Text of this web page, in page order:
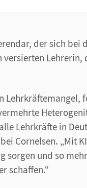
der sich
Lehrerin,
Lehrkräftemangel,
Lehrkräfte in
Cornelsen. „Mit
sorgen und so
schaffen.“